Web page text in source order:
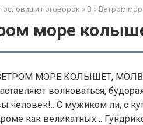
и поговорок » В » Ветром
море
МОРЕ КОЛЫШЕТ, МОЛВОЮ
волноваться,
человек!.. С мужиком ли, с
как великатных…